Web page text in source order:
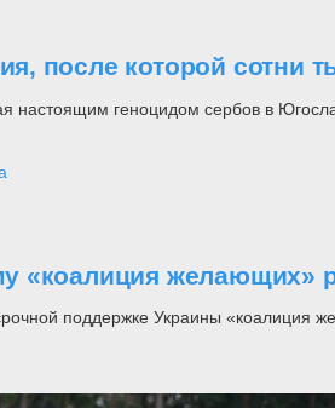
после которой сотни
настоящим геноцидом сербов в
«коалиция желающих»
поддержке Украины «коалиция